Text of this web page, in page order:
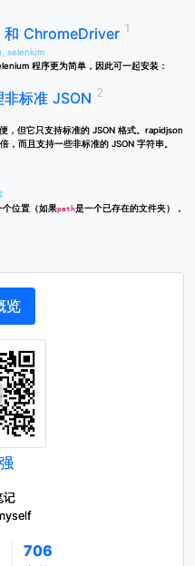
和 ChromeDriver
selenium
程序更为简单，因此可一起安装：
标准 JSON
，但它只支持标准的 JSON 格式。rapidjson
，而且支持一些非标准的 JSON 字符串。
个位置（如果path是一个已存在的文件夹），
览
记
706